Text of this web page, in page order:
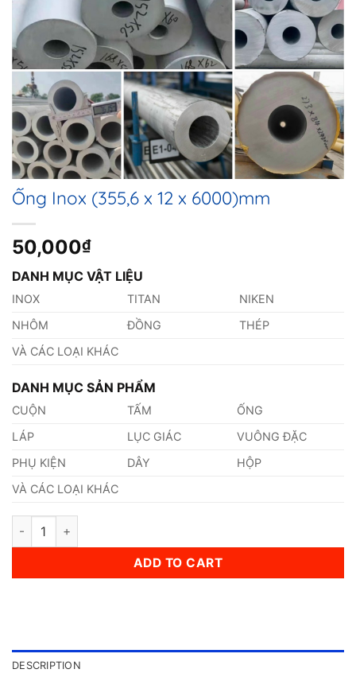
Ống Inox (355,6 x 12 x 6000)mm
50,000₫
DANH MỤC VẬT LIỆU
INOX TITAN
NIKEN
NHÔM
ĐỒNG
THÉP
VÀ CÁC LOẠI KHÁC
DANH MỤC SẢN PHẨM
CUỘN TẤM
ỐNG
LÁP
LỤC GIÁC
VUÔNG ĐẶC
PHỤ KIỆN
DÂY
HỘP
VÀ CÁC LOẠI KHÁC
Ống Inox (355,6 x 12 x 6000)mm quantity
ADD TO CART
DESCRIPTION